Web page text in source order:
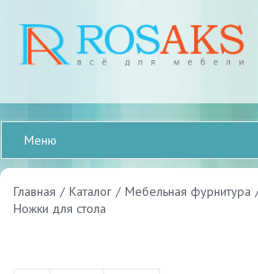
Меню
Главная / Каталог / Мебельная фурнитура
Ножки для стола